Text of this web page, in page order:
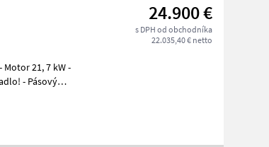
24.900 €
s DPH od obchodníka
22.035,40 € netto
- Pásový